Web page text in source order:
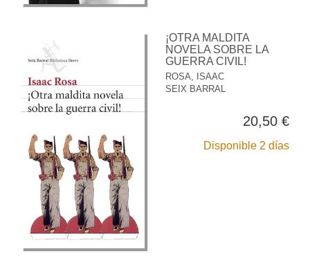
¡OTRA MALDITA
NOVELA SOBRE LA
GUERRA CIVIL!
ROSA, ISAAC
SEIX BARRAL
20,50 €
Disponible 2 días